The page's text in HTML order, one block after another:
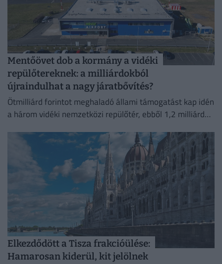
Mentőövet dob a kormány a vidéki
repülőtereknek: a milliárdokból
újraindulhat a nagy járatbővítés?
Ötmilliárd forintot meghaladó állami támogatást kap idén
a három vidéki nemzetközi repülőtér, ebből 1,2 milliárd
Elkezdődött a Tisza frakcióülése:
Hamarosan kiderül, kit jelölnek